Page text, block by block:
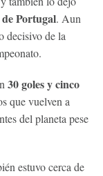
de Portugal. Aun
decisivo de la
30 goles y cinco
que vuelven a
del planeta pese
estuvo cerca de